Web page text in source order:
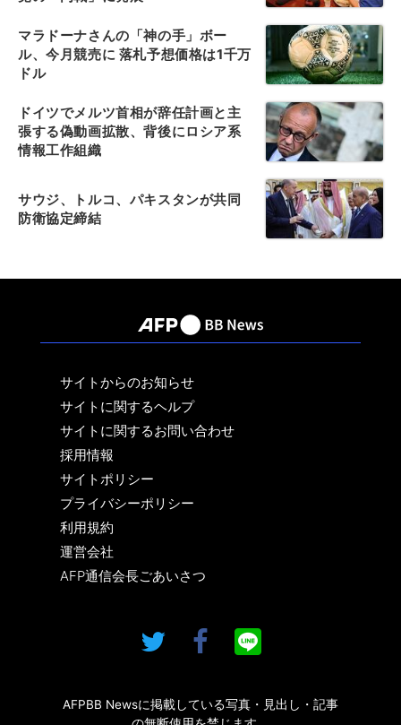
マラドーナさんの「神の手」ボー
ル、今月競売に 落札予想価格は1千万
ドル
ドイツでメルツ首相が辞任計画と主
張する偽動画拡散、背後にロシア系
情報工作組織
サウジ、トルコ、パキスタンが共同
防衛協定締結
サイトからのお知らせ
サイトに関するヘルプ
サイトに関するお問い合わせ
採用情報
サイトポリシー
プライバシーポリシー
利用規約
運営会社
AFP通信会長ごあいさつ
AFPBB Newsに掲載している写真・見出し・記事